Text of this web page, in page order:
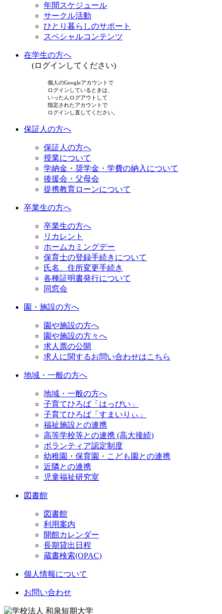
年間スケジュール
サークル活動
ひとり暮らしのサポート
スペシャルコンテンツ
在学生の方へ
(ログインしてください)
個人のGoogleアカウントで
ログインしているときは、
いったんログアウトして
指定されたアカウントで
ログインし直してください。
保証人の方へ
保証人の方へ
授業について
学納金・奨学金・学費の納入について
後援会・父母会
提携教育ローンについて
卒業生の方へ
卒業生の方へ
リカレント
ホームカミングデー
保育士の登録手続きについて
氏名、住所変更手続き
各種証明書発行について
同窓会
園・施設の方へ
園や施設の方へ
園や施設の方々へ
求人票の公開
求人に関するお問い合わせはこちら
地域・一般の方へ
地域・一般の方へ
子育てひろば「はっぴい」
子育てひろば「すまいりぃ」
福祉施設との連携
高等学校等との連携 (高大接続)
ボランティア認定制度
幼稚園・保育園・こども園との連携
近隣との連携
児童福祉研究室
図書館
図書館
利用案内
開館カレンダー
長期貸出日程
蔵書検索(OPAC)
個人情報について
お問い合わせ